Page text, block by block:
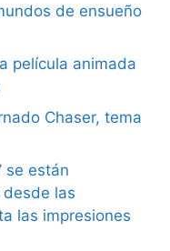
de ensueño
película animada
Chaser, tema
se están
las
las impresiones